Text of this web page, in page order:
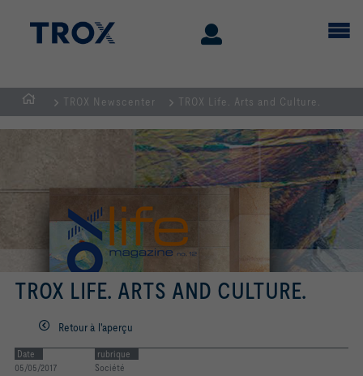
Page
TROX Newscenter TROX Life. Arts and Culture.
TROX LIFE. ARTS AND CULTURE.
Retour à l'aperçu
Date
05/05/2017
rubrique
Société